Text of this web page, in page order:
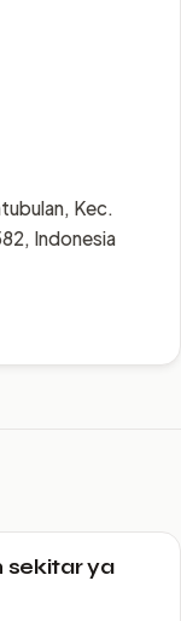
Kec.
Indonesia
sekitar ya